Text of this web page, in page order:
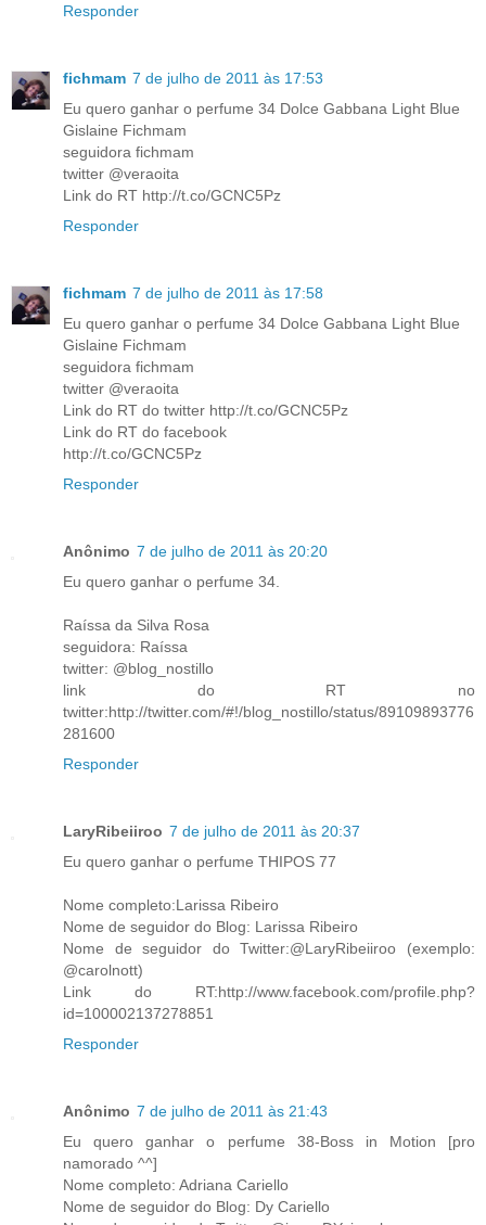
Responder
fichmam 7 de julho de 2011 às 17:53
Eu quero ganhar o perfume 34 Dolce Gabbana Light Blue
Gislaine Fichmam
seguidora fichmam
twitter @veraoita
Link do RT http://t.co/GCNC5Pz
Responder
fichmam 7 de julho de 2011 às 17:58
Eu quero ganhar o perfume 34 Dolce Gabbana Light Blue
Gislaine Fichmam
seguidora fichmam
twitter @veraoita
Link do RT do twitter http://t.co/GCNC5Pz
Link do RT do facebook
http://t.co/GCNC5Pz
Responder
Anônimo 7 de julho de 2011 às 20:20
Eu quero ganhar o perfume 34.
Raíssa da Silva Rosa
seguidora: Raíssa
twitter: @blog_nostillo
link do RT no
twitter:http://twitter.com/#!/blog_nostillo/status/89109893776
281600
Responder
LaryRibeiiroo 7 de julho de 2011 às 20:37
Eu quero ganhar o perfume THIPOS 77
Nome completo:Larissa Ribeiro
Nome de seguidor do Blog: Larissa Ribeiro
Nome de seguidor do Twitter:@LaryRibeiiroo (exemplo:
@carolnott)
Link do RT:http://www.facebook.com/profile.php?
id=100002137278851
Responder
Anônimo 7 de julho de 2011 às 21:43
Eu quero ganhar o perfume 38-Boss in Motion [pro
namorado ^^]
Nome completo: Adriana Cariello
Nome de seguidor do Blog: Dy Cariello